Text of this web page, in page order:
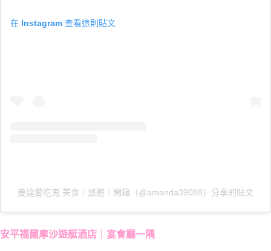
在 Instagram 查看這則貼文
曼達愛吃鬼 美食｜旅遊｜開箱（@amanda39088）分享的貼文
安平福爾摩沙遊艇酒店｜宴會廳一隅